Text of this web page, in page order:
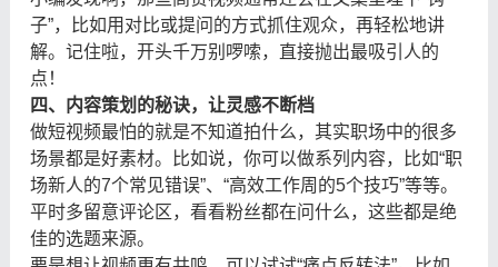
子”，比如用对比或提问的方式抓住观众，再轻松地讲
解。记住啦，开头千万别啰嗦，直接抛出最吸引人的
点！
四、内容策划的秘诀，让灵感不断档
做短视频最怕的就是不知道拍什么，其实职场中的很多
场景都是好素材。比如说，你可以做系列内容，比如“职
场新人的7个常见错误”、“高效工作周的5个技巧”等等。
平时多留意评论区，看看粉丝都在问什么，这些都是绝
佳的选题来源。